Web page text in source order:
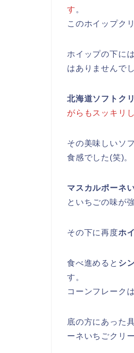
す 。
このホイップク
ホイップの下に
はありませんでし
北海道ソフトク
がらもスッキリ
その美味しいソ
食感でした(笑)。
マスカルポーネ
といちごの味が
その下に再度ホ
食べ進めると シ
す。
コーンフレーク
底の方にあった
ーネいちごクリ